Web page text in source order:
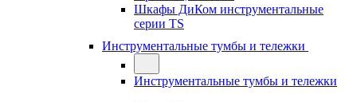
Шкафы ДиКом инструментальные
серии TS
Инструментальные тумбы и тележки
Инструментальные тумбы и тележки